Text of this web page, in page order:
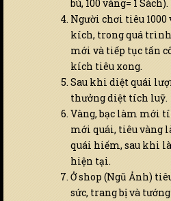
bù, 100 vàng= 1 Sách).
Người chơi tiêu
kích, trong quá
mới và tiếp tục tấn
kích tiêu xong.
Sau khi diệt quái
thưởng diệt tích luỹ.
Vàng, bạc làm mới
mới quái, tiêu vàng
quái hiếm, sau khi
hiện tại.
Ở shop (Ngũ Ảnh)
sức, trang bị và